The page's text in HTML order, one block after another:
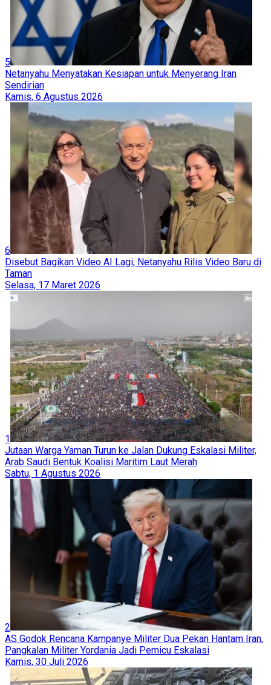
5
Netanyahu Menyatakan Kesiapan untuk Menyerang Iran
Sendirian
Kamis, 6 Agustus 2026
6
Disebut Bagikan Video AI Lagi, Netanyahu Rilis Video Baru di
Taman
Selasa, 17 Maret 2026
1
Jutaan Warga Yaman Turun ke Jalan Dukung Eskalasi Militer,
Arab Saudi Bentuk Koalisi Maritim Laut Merah
Sabtu, 1 Agustus 2026
2
AS Godok Rencana Kampanye Militer Dua Pekan Hantam Iran,
Pangkalan Militer Yordania Jadi Pemicu Eskalasi
Kamis, 30 Juli 2026